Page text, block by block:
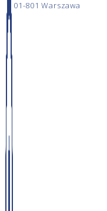
01-801 Warszawa